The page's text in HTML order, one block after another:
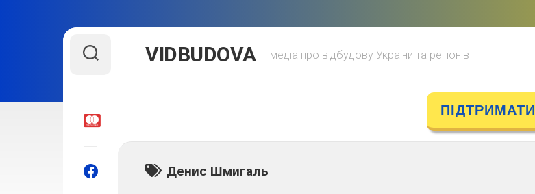
VIDBUDOVA медіа про відбудову України та регіонів
ПІДТРИМАТИ
Денис Шмигаль